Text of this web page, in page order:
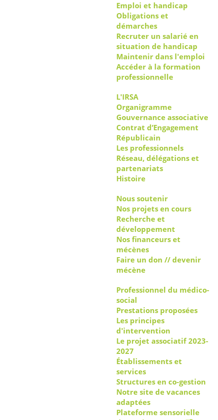
Emploi et handicap
Obligations et
démarches
Recruter un salarié en
situation de handicap
Maintenir dans l'emploi
Accéder à la formation
professionnelle
L'IRSA
Organigramme
Gouvernance associative
Contrat d’Engagement
Républicain
Les professionnels
Réseau, délégations et
partenariats
Histoire
Nous soutenir
Nos projets en cours
Recherche et
développement
Nos financeurs et
mécènes
Faire un don // devenir
mécène
Professionnel du médico-
social
Prestations proposées
Les principes
d'intervention
Le projet associatif 2023-
2027
Établissements et
services
Structures en co-gestion
Notre site de vacances
adaptées
Plateforme sensorielle